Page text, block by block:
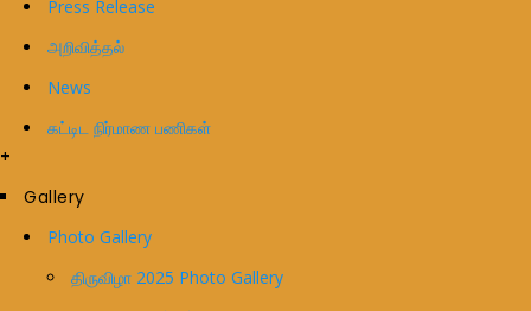
Press Release
அறிவித்தல்
News
கட்டிட நிர்மாண பணிகள்
+
Gallery
Photo Gallery
திருவிழா 2025 Photo Gallery